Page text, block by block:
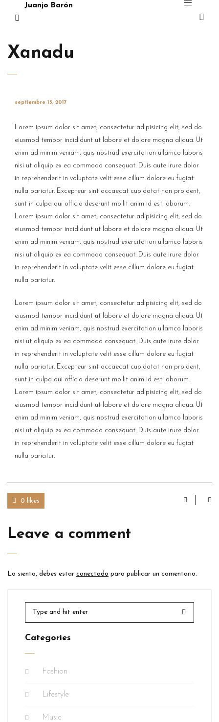
Juanjo Barón
Xanadu
septiembre 15, 2017
Lorem ipsum dolor sit amet, consectetur adipisicing elit, sed do
eiusmod tempor incididunt ut labore et dolore magna aliqua. Ut
enim ad minim veniam, quis nostrud exercitation ullamco laboris
nisi ut aliquip ex ea commodo consequat. Duis aute irure dolor
in reprehenderit in voluptate velit esse cillum dolore eu fugiat
nulla pariatur. Excepteur sint occaecat cupidatat non proident,
sunt in culpa qui officia deserunt mollit anim id est laborum.
Lorem ipsum dolor sit amet, consectetur adipisicing elit, sed do
eiusmod tempor incididunt ut labore et dolore magna aliqua. Ut
enim ad minim veniam, quis nostrud exercitation ullamco laboris
nisi ut aliquip ex ea commodo consequat. Duis aute irure dolor
in reprehenderit in voluptate velit esse cillum dolore eu fugiat
nulla pariatur.
Lorem ipsum dolor sit amet, consectetur adipisicing elit, sed do
eiusmod tempor incididunt ut labore et dolore magna aliqua. Ut
enim ad minim veniam, quis nostrud exercitation ullamco laboris
nisi ut aliquip ex ea commodo consequat. Duis aute irure dolor
in reprehenderit in voluptate velit esse cillum dolore eu fugiat
nulla pariatur. Excepteur sint occaecat cupidatat non proident,
sunt in culpa qui officia deserunt mollit anim id est laborum.
Lorem ipsum dolor sit amet, consectetur adipisicing elit, sed do
eiusmod tempor incididunt ut labore et dolore magna aliqua. Ut
enim ad minim veniam, quis nostrud exercitation ullamco laboris
nisi ut aliquip ex ea commodo consequat. Duis aute irure dolor
in reprehenderit in voluptate velit esse cillum dolore eu fugiat
nulla pariatur.
0 likes
Leave a comment
Lo siento, debes estar conectado para publicar un comentario.
Categories
Fashion
Lifestyle
Music